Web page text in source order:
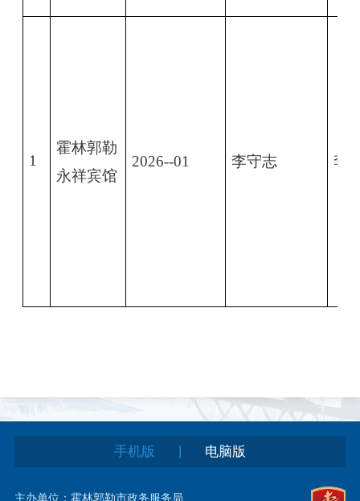
1
霍林郭勒
永祥宾馆
2026--01 李守志 李
手机版 电脑版
主办单位：霍林郭勒市政务服务局